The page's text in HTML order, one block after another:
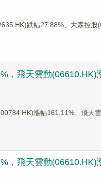
跌幅27.88%、大森控
，飛天雲動(06610.HK)
漲幅161.11%、飛天
，飛天雲動(06610.HK)